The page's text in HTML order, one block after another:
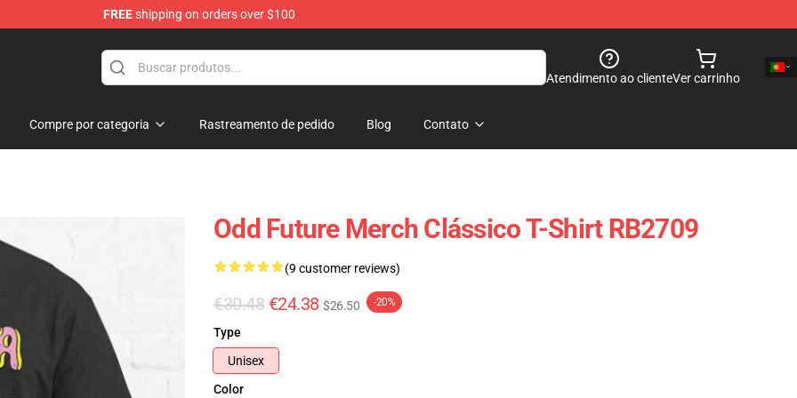
FREEshipping on orders over $100
Atendimento ao clienteVer carrinho
Compre por categoria Rastreamento de pedido Blog Contato
Odd Future Merch Clássico T-Shirt RB2709
(9 customer reviews)
€30.48 €24.38 $26.50 -20%
Type
Unisex
Color